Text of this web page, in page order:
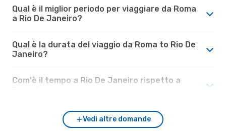
Qual è il miglior periodo per viaggiare da Roma
a Rio De Janeiro?
Qual è la durata del viaggio da Roma to Rio De
Janeiro?
Com'è il tempo a Rio De Janeiro rispetto a
Vedi altre domande